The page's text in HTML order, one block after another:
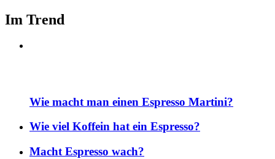
Im Trend
Wie macht man einen Espresso Martini?
Wie viel Koffein hat ein Espresso?
Macht Espresso wach?